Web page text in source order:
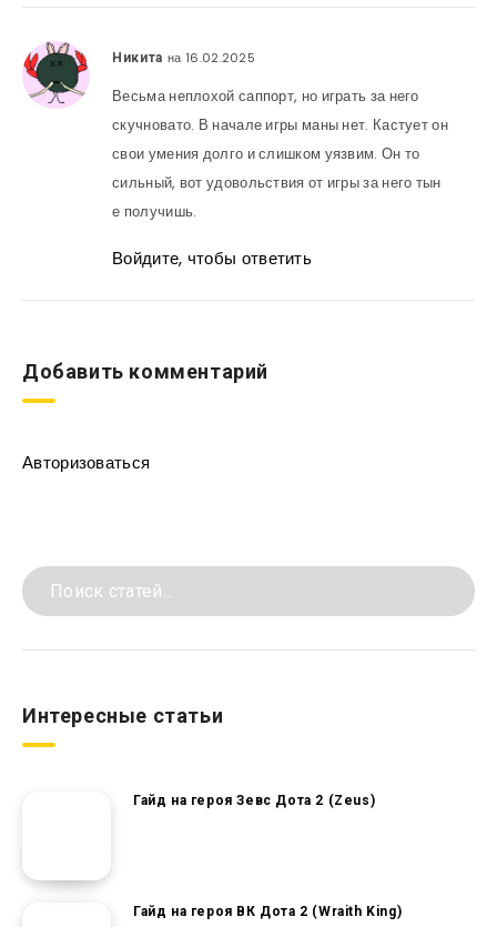
Никита на 16.02.2025
Весьма неплохой саппорт, но играть за него
скучновато. В начале игры маны нет. Кастует он
свои умения долго и слишком уязвим. Он то
сильный, вот удовольствия от игры за него тын
е получишь.
Войдите, чтобы ответить
Добавить комментарий
Авторизоваться
Интересные статьи
Гайд на героя Зевс Дота 2 (Zeus)
Гайд на героя ВК Дота 2 (Wraith King)